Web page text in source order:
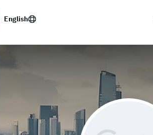
English